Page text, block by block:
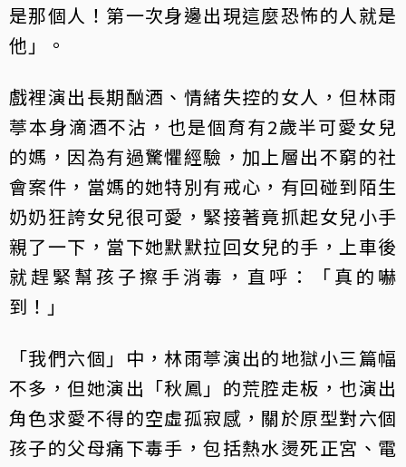
是那個人！第一次身邊出現這麼恐怖的人就是
他」。
戲裡演出長期酗酒、情緒失控的女人，但林雨
葶本身滴酒不沾，也是個育有2歲半可愛女兒
的媽，因為有過驚懼經驗，加上層出不窮的社
會案件，當媽的她特別有戒心，有回碰到陌生
奶奶狂誇女兒很可愛，緊接著竟抓起女兒小手
親了一下，當下她默默拉回女兒的手，上車後
就趕緊幫孩子擦手消毒，直呼：「真的嚇
到！」
「我們六個」中，林雨葶演出的地獄小三篇幅
不多，但她演出「秋鳳」的荒腔走板，也演出
角色求愛不得的空虛孤寂感，關於原型對六個
孩子的父母痛下毒手，包括熱水燙死正宮、電